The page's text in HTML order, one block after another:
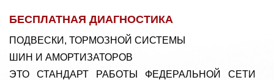
БЕСПЛАТНАЯ ДИАГНОСТИКА
ПОДВЕСКИ, ТОРМОЗНОЙ СИСТЕМЫ
ШИН И АМОРТИЗАТОРОВ
ЭТО СТАНДАРТ РАБОТЫ ФЕДЕРАЛЬНОЙ СЕТИ